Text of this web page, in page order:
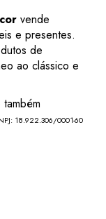
vende
e presentes.
de
ao clássico e
18.922.306/0001-60